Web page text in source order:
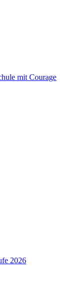
mit Courage
2026